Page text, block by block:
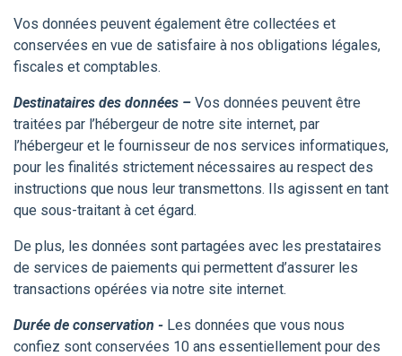
Vos données peuvent également être collectées et
conservées en vue de satisfaire à nos obligations légales,
fiscales et comptables.
Destinataires des données – Vos données peuvent être
traitées par l’hébergeur de notre site internet, par
l’hébergeur et le fournisseur de nos services informatiques,
pour les finalités strictement nécessaires au respect des
instructions que nous leur transmettons. Ils agissent en tant
que sous-traitant à cet égard.
De plus, les données sont partagées avec les prestataires
de services de paiements qui permettent d’assurer les
transactions opérées via notre site internet.
Durée de conservation - Les données que vous nous
confiez sont conservées 10 ans essentiellement pour des